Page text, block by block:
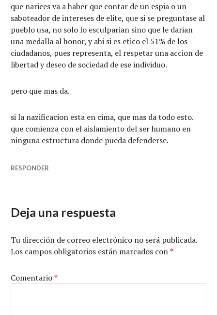
que narices va a haber que contar de un espia o un
saboteador de intereses de elite, que si se preguntase al
pueblo usa, no solo lo esculparian sino que le darian
una medalla al honor, y ahi si es etico el 51% de los
ciudadanos, pues representa, el respetar una accion de
libertad y deseo de sociedad de ese individuo.
pero que mas da.
si la nazificacion esta en cima, que mas da todo esto.
que comienza con el aislamiento del ser humano en
ninguna estructura donde pueda defenderse.
RESPONDER
Deja una respuesta
Tu dirección de correo electrónico no será publicada.
Los campos obligatorios están marcados con*
Comentario*